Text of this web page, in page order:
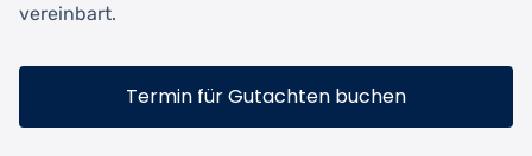
vereinbart.
Termin für Gutachten buchen